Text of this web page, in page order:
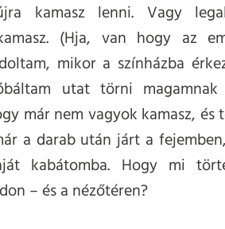
kamasz lenni. Vagy
(Hja, van hogy az
mikor a színházba
utat törni
már nem vagyok kamasz, és
a darab után járt a
kabátomba. Hogy mi
– és a nézőtéren?